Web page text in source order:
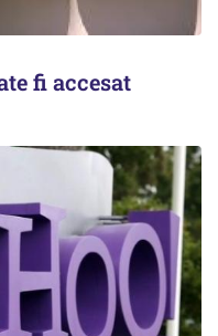
fi accesat